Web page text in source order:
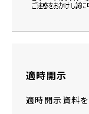
お知らせ
適時開示
適時開示資料